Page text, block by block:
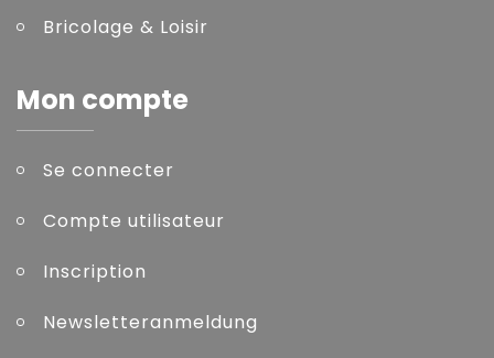
Bricolage & Loisir
Mon compte
Se connecter
Compte utilisateur
Inscription
Newsletteranmeldung